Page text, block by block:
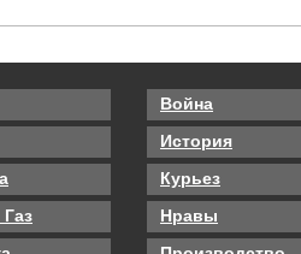
«Мир»
Война
История
Курьез
Нравы